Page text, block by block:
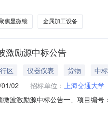
焦显微镜 金属加工设备
激励源中标公告
区 仪器仪表 货物
中
02 招标单位： 上海交通大学
微波激励源中标公告一、项目编
、主要标的信息序号供应商名称